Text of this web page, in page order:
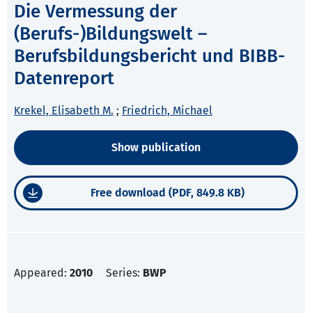
Die Vermessung der
(Berufs-)Bildungswelt –
Berufsbildungsbericht und BIBB-
Datenreport
Krekel, Elisabeth M. ; Friedrich, Michael
Show publication
Free download (PDF, 849.8 KB)
Appeared: 2010 Series: BWP